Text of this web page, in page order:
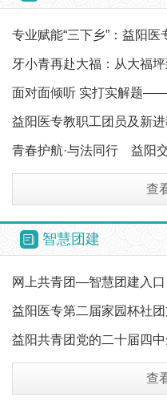
专业赋能“三下乡”：益阳医
护“一老一…
牙小青再赴大福：从大福
约定在延续
面对面倾听 实打实解题
团学工作座谈会
益阳医专教职工团员及新
青春护航·与法同行 益阳
查
智慧团建
网上共青团—智慧团建入口
益阳医专第二届家园杯社
艺汇演圆满落幕
益阳共青团党的二十届四
查